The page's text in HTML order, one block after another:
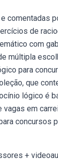
comentadas
de
com
múltipla
para
que
lógico é
em
concursos
+